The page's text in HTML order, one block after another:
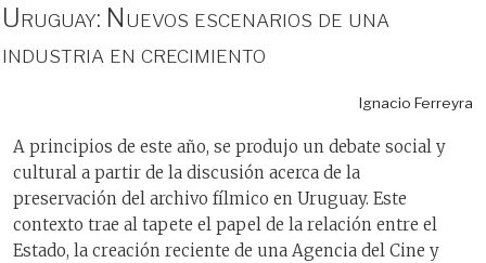
Uruguay: Nuevos escenarios de una
industria en crecimiento
Ignacio Ferreyra
A principios de este año, se produjo un debate social y
cultural a partir de la discusión acerca de la
preservación del archivo fílmico en Uruguay. Este
contexto trae al tapete el papel de la relación entre el
Estado, la creación reciente de una Agencia del Cine y